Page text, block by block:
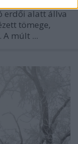
erdői alatt állva
tömege,
A múlt ...